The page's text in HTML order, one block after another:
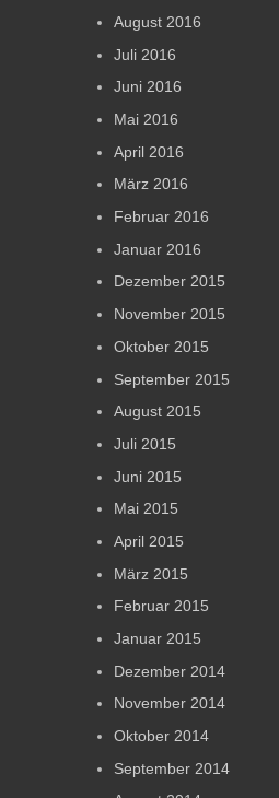
August 2016
Juli 2016
Juni 2016
Mai 2016
April 2016
März 2016
Februar 2016
Januar 2016
Dezember 2015
November 2015
Oktober 2015
September 2015
August 2015
Juli 2015
Juni 2015
Mai 2015
April 2015
März 2015
Februar 2015
Januar 2015
Dezember 2014
November 2014
Oktober 2014
September 2014